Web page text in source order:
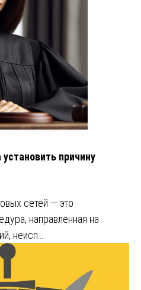
причину
сетей — это
направленная на
неисп…